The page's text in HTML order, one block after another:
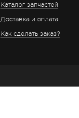
Каталог запчастей
Доставка и оплата
Как сделать заказ?